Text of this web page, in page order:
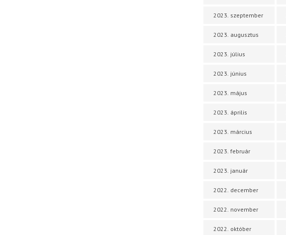
2023. szeptember
2023. augusztus
2023. július
2023. június
2023. május
2023. április
2023. március
2023. február
2023. január
2022. december
2022. november
2022. október